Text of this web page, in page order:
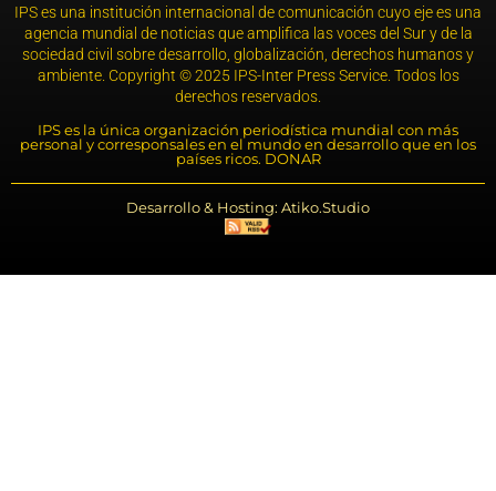
IPS es una institución internacional de comunicación cuyo eje es una
agencia mundial de noticias que amplifica las voces del Sur y de la
sociedad civil sobre desarrollo, globalización, derechos humanos y
ambiente. Copyright © 2025 IPS-Inter Press Service. Todos los
derechos reservados.
IPS es la única organización periodística mundial con más
personal y corresponsales en el mundo en desarrollo que en los
países ricos. DONAR
Desarrollo & Hosting: Atiko.Studio